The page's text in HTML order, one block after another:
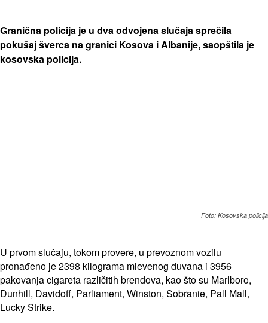
Granična policija je u dva odvojena slučaja sprečila
pokušaj šverca na granici Kosova i Albanije, saopštila je
kosovska policija.
Foto: Kosovska policija
U prvom slučaju, tokom provere, u prevoznom vozilu
pronađeno je 2398 kilograma mlevenog duvana i 3956
pakovanja cigareta različitih brendova, kao što su Marlboro,
Dunhill, Davidoff, Parliament, Winston, Sobranie, Pall Mall,
Lucky Strike.